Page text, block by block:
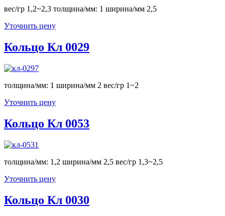
вес/гр 1,2~2,3 толщина/мм: 1 ширина/мм 2,5
Уточнить цену
Кольцо Кл 0029
толщина/мм: 1 ширина/мм 2 вес/гр 1~2
Уточнить цену
Кольцо Кл 0053
толщина/мм: 1,2 ширина/мм 2,5 вес/гр 1,3~2,5
Уточнить цену
Кольцо Кл 0030